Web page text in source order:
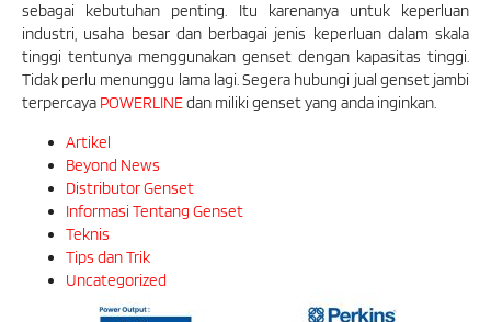
sebagai kebutuhan penting. Itu karenanya untuk keperluan
industri, usaha besar dan berbagai jenis keperluan dalam skala
tinggi tentunya menggunakan genset dengan kapasitas tinggi.
Tidak perlu menunggu lama lagi. Segera hubungi jual genset jambi
terpercaya POWERLINEdan miliki genset yang anda inginkan.
Artikel
Beyond News
Distributor Genset
Informasi Tentang Genset
Teknis
Tips dan Trik
Uncategorized